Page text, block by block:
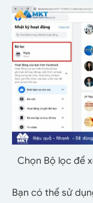
Chọn Bộ lọc để
Bạn có thể sử